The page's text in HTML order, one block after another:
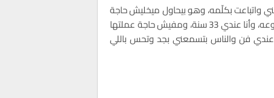
واتباعت بكلّمه، وهو بيحاول ميخليش حاجة
في نفسي، ومهندسين الصوت بتوعي هما مهندسين الصوت بتوعه، وأنا عندي 33 سنة، ومفيش حاجة عملتها
عندي فن والناس بتسمعني بجد وتحس باللي